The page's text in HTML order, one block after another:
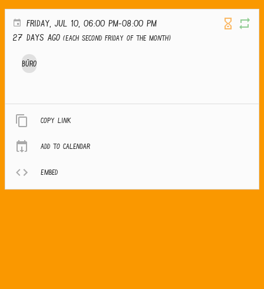
FRIDAY, JUL 10, 06:00 PM-08:00 PM
27 days ago (Each second Friday of the month)
Büro
Copy link
Add to calendar
Embed